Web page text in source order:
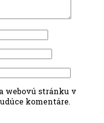
webovú stránku v
komentáre.